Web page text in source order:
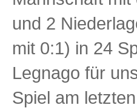
und 2
mit 0:1) in 24
Legnago für
Spiel am